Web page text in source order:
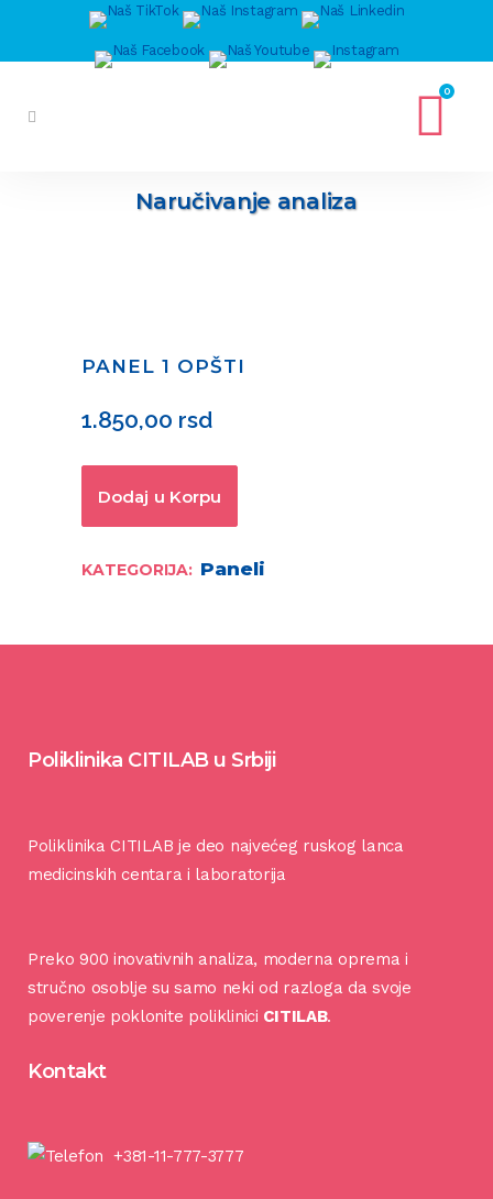
0
Naručivanje analiza
PANEL 1 OPŠTI
1.850,00 rsd
Dodaj u Korpu
KATEGORIJA: Paneli
Poliklinika CITILAB u Srbiji
Poliklinika CITILAB je deo najvećeg ruskog lanca
medicinskih centara i laboratorija
Preko 900 inovativnih analiza, moderna oprema i
stručno osoblje su samo neki od razloga da svoje
poverenje poklonite poliklinici CITILAB.
Kontakt
+381-11-777-3777